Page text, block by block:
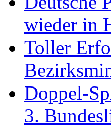
wieder in
Toller
Doppel-
3.